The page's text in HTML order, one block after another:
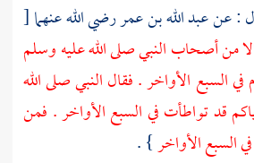
عبد الله بن عمررضي الله عنهما[
من أصحاب النبي صلى الله عليه وسلم
في السبع الأواخر . فقال النبي صلى الله
قد تواطأت في السبع الأواخر . فمن
السبع الأواخر} .